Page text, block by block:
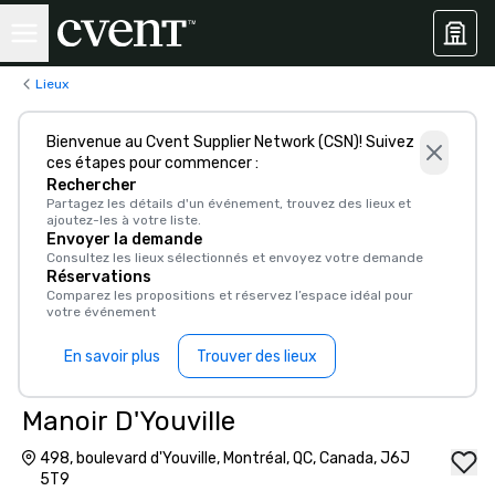
Lieux
Bienvenue au Cvent Supplier Network (CSN)! Suivez
ces étapes pour commencer :
Rechercher
Partagez les détails d'un événement, trouvez des lieux et
ajoutez-les à votre liste.
Envoyer la demande
Consultez les lieux sélectionnés et envoyez votre demande
Réservations
Comparez les propositions et réservez l’espace idéal pour
votre événement
En savoir plus Trouver des lieux
Manoir D'Youville
498, boulevard d'Youville, Montréal, QC, Canada, J6J
5T9